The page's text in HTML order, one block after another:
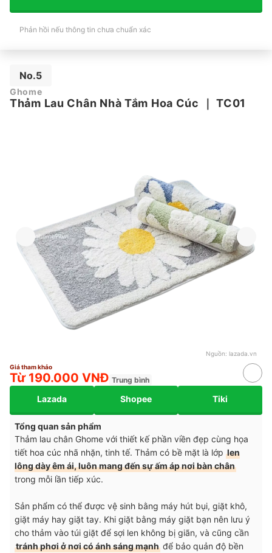
Phản hồi nếu thông tin chưa chuẩn xác
No.5
Ghome
Thảm Lau Chân Nhà Tắm Hoa Cúc ｜TC01
Nguồn: lazada.vn
Giá tham khảo
Từ 190.000 VNĐ Trung bình
Lazada Shopee Tiki
Tổng quan sản phẩm
Thảm lau chân Ghome với thiết kế phần viền đẹp cùng họa
tiết hoa cúc nhã nhặn, tinh tế. Thảm có bề mặt là lớp len
lông dày êm ái, luôn mang đến sự ấm áp nơi bàn chân
trong mỗi lần tiếp xúc.
Sản phẩm có thể được vệ sinh bằng máy hút bụi, giặt khô,
giặt máy hay giặt tay. Khi giặt bằng máy giặt bạn nên lưu ý
cho thảm vào túi giặt để sợi len không bị giãn, và cũng cần
tránh phơi ở nơi có ánh sáng mạnh để bảo quản độ bền